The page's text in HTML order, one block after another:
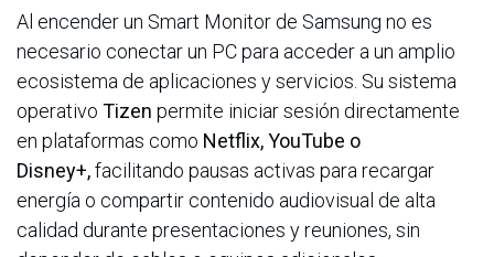
Al encender un Smart Monitor de Samsung no es
necesario conectar un PC para acceder a un amplio
ecosistema de aplicaciones y servicios. Su sistema
operativo Tizen permite iniciar sesión directamente
en plataformas como Netflix, YouTube o
Disney+,facilitando pausas activas para recargar
energía o compartir contenido audiovisual de alta
calidad durante presentaciones y reuniones, sin